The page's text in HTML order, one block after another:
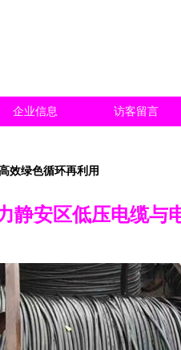
企业信息 访客留言
效绿色循环再利用
静安区低压电缆与